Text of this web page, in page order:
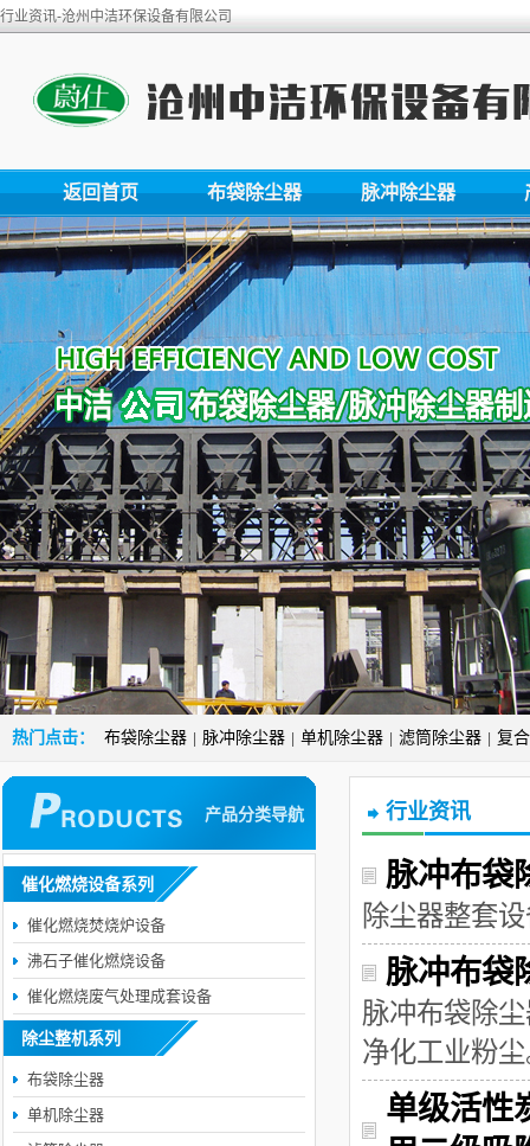
行业资讯-沧州中洁环保设备有限公司
返回首页 布袋除尘器 脉冲除尘器
热门点击： 布袋除尘器 脉冲除尘器 单机除尘器 滤筒除尘器 复
行业资讯
脉冲布袋
除尘器整套
脉冲布袋
脉冲布袋除
净化工业粉
单级活性
产品分类导航
催化燃烧设备系列
催化燃烧焚烧炉设备
沸石子催化燃烧设备
催化燃烧废气处理成套设备
除尘整机系列
布袋除尘器
单机除尘器